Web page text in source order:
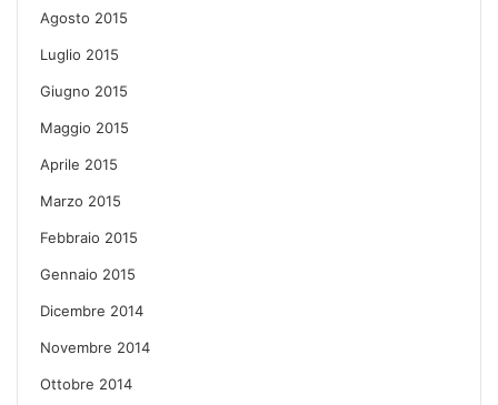
Agosto 2015
Luglio 2015
Giugno 2015
Maggio 2015
Aprile 2015
Marzo 2015
Febbraio 2015
Gennaio 2015
Dicembre 2014
Novembre 2014
Ottobre 2014